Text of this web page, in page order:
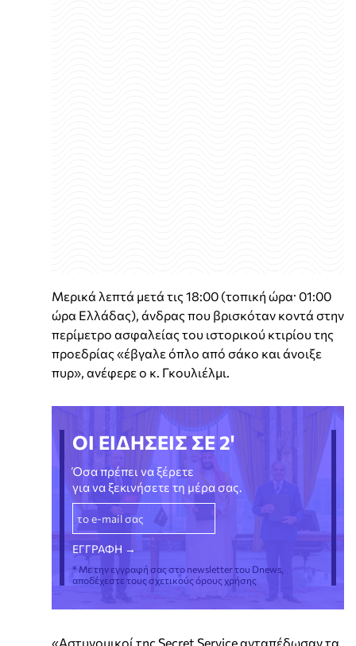
Μερικά λεπτά μετά τις 18:00 (τοπική ώρα· 01:00
ώρα Ελλάδας), άνδρας που βρισκόταν κοντά στην
περίμετρο ασφαλείας του ιστορικού κτιρίου της
προεδρίας «έβγαλε όπλο από σάκο και άνοιξε
πυρ», ανέφερε ο κ. Γκουλιέλμι.
ΟΙ ΕΙΔΗΣΕΙΣ ΣΕ 2'
Όσα πρέπει να ξέρετε
για να ξεκινήσετε τη μέρα σας.
* Με την εγγραφή σας στο newsletter του Dnews,
αποδέχεστε τους σχετικούς όρους χρήσης
«Αστυνομικοί της Secret Service ανταπέδωσαν τα